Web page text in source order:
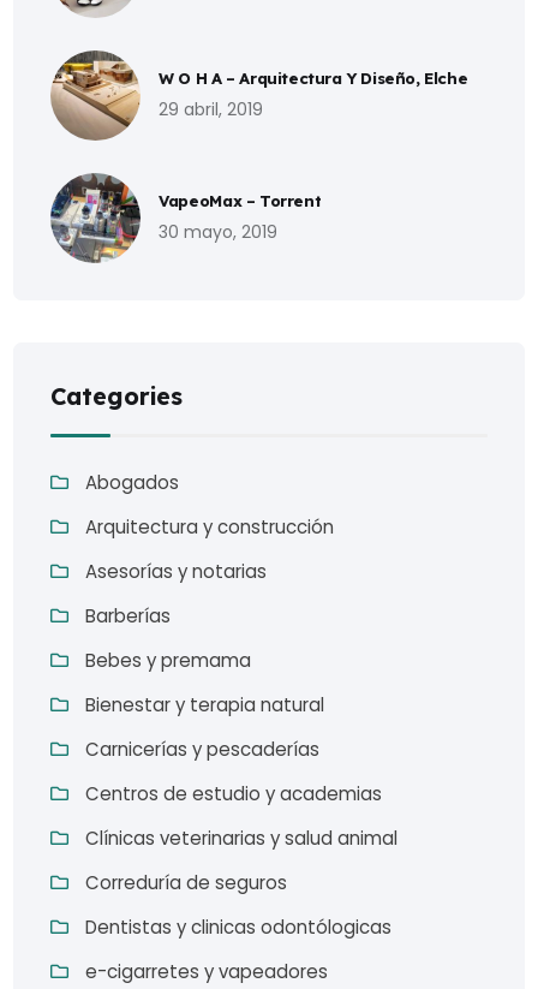
W O H A – Arquitectura Y Diseño, Elche
29 abril, 2019
VapeoMax – Torrent
30 mayo, 2019
Categories
Abogados
Arquitectura y construcción
Asesorías y notarias
Barberías
Bebes y premama
Bienestar y terapia natural
Carnicerías y pescaderías
Centros de estudio y academias
Clínicas veterinarias y salud animal
Correduría de seguros
Dentistas y clinicas odontólogicas
e-cigarretes y vapeadores